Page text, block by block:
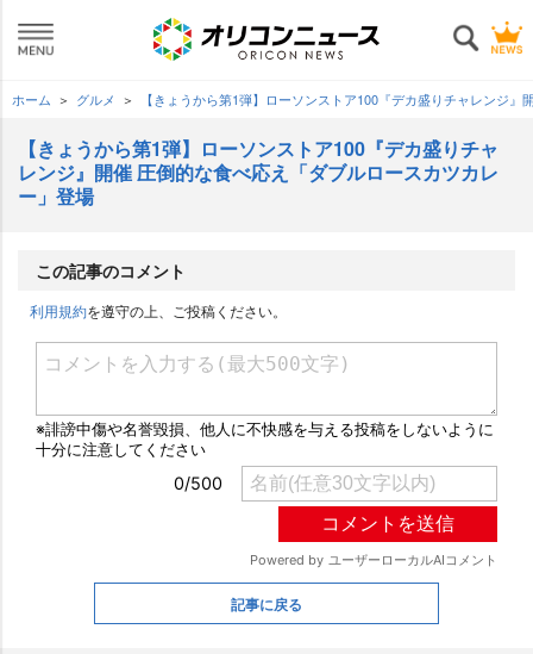
ホーム グルメ 【きょうから第1弾】ローソンストア100『デカ盛りチャレンジ
【きょうから第1弾】ローソンストア100『デカ盛りチャ
レンジ』開催 圧倒的な食べ応え「ダブルロースカツカレ
ー」登場
この記事のコメント
利用規約を遵守の上、ご投稿ください。
記事に戻る